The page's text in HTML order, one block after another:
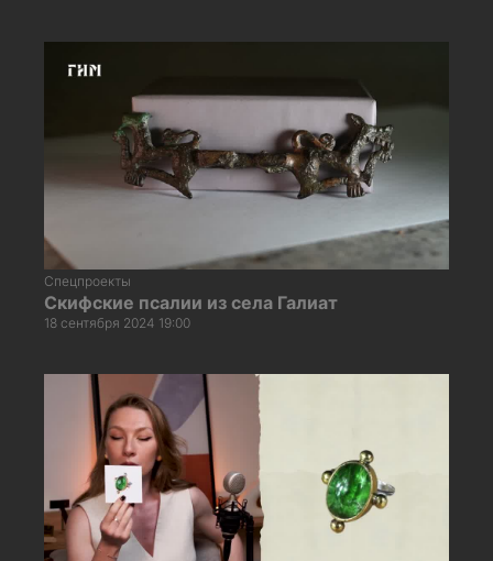
Спецпроекты
Скифские псалии из села Галиат
18 сентября 2024 19:00